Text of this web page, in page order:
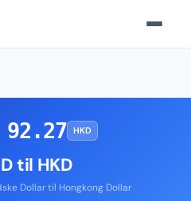
92.27 HKD
til HKD
Dollar til Hongkong Dollar